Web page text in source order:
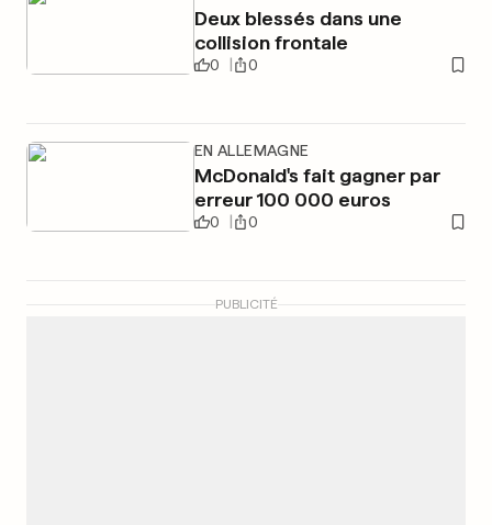
Deux blessés dans une
collision frontale
0 0
EN ALLEMAGNE
McDonald's fait gagner par
erreur 100 000 euros
0 0
PUBLICITÉ